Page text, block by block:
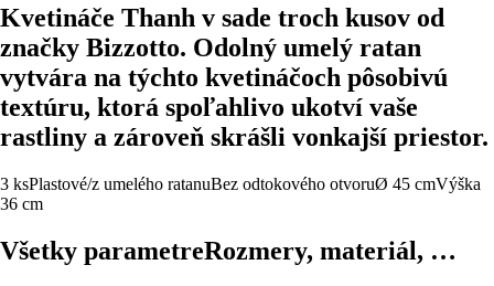
Kvetináče Thanh v sade troch kusov od
značky Bizzotto. Odolný umelý ratan
vytvára na týchto kvetináčoch pôsobivú
textúru, ktorá spoľahlivo ukotví vaše
rastliny a zároveň skrášli vonkajší priestor.
3 ksPlastové/z umelého ratanuBez odtokového otvoruØ 45 cmVýška
36 cm
Všetky parametreRozmery, materiál, …